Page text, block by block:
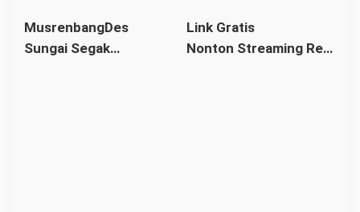
Pontianak Ikuti Senam
Sehat dan
Kata Menlu
MusrenbangDes
Sungai Segak
Link Gratis
Nonton Streaming Real